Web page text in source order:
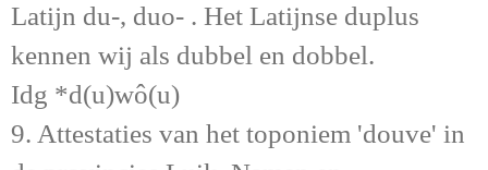
Latijn du-, duo- . Het Latijnse duplus
kennen wij als dubbel en dobbel.
Idg *d(u)wô(u)
9. Attestaties van het toponiem 'douve' in